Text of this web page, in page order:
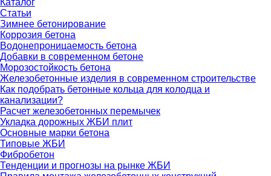
Каталог
Статьи
Зимнее бетонирование
Коррозия бетона
Водонепроницаемость бетона
Добавки в современном бетоне
Морозостойкость бетона
Железобетонные изделия в современном строительстве
Как подобрать бетонные кольца для колодца и
канализации?
Расчет железобетонных перемычек
Укладка дорожных ЖБИ плит
Основные марки бетона
Типовые ЖБИ
Фибробетон
Тенденции и прогнозы на рынке ЖБИ